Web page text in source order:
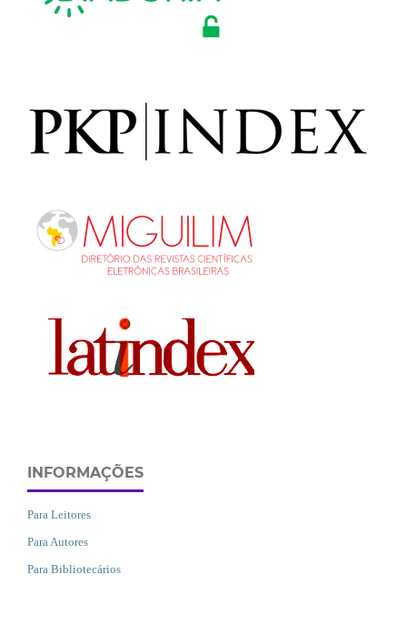
INFORMAÇÕES
Para Leitores
Para Autores
Para Bibliotecários